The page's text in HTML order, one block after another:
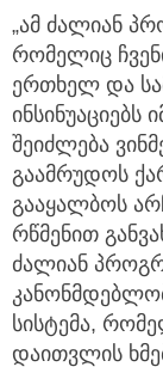
„ამ ძალიან
რომელიც
ერთხელ და
ინსინუაციებს
შეიძლება
გაამრუდოს
გააყალბოს
რწმენით
ძალიან
სისტემა,
დაითვლის